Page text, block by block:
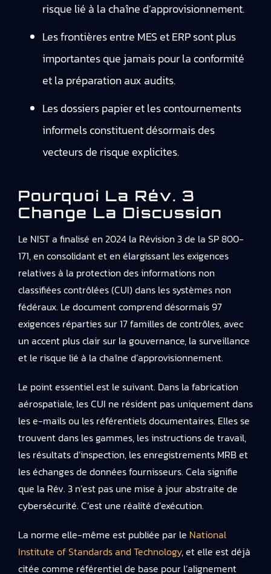
risque lié à la chaîne d’approvisionnement.
Les frontières entre MES et ERP sont plus
importantes que jamais pour la conformité
et la préparation aux audits.
Les dossiers papier et les contournements
informels constituent désormais des
vecteurs de risque explicites.
Pourquoi La Rév. 3
Change La Discussion
Le NIST a finalisé en 2024 la Révision 3 de la SP 800-
171, en consolidant et en élargissant les exigences
relatives à la protection des informations non
classifiées contrôlées (CUI) dans les systèmes non
fédéraux. Le document comprend désormais 97
exigences réparties sur 17 familles de contrôles, avec
un accent plus clair sur la gouvernance, la surveillance
et le risque lié à la chaîne d’approvisionnement.
Le point essentiel est le suivant. Dans la fabrication
aérospatiale, les CUI ne résident pas uniquement dans
les e-mails ou les référentiels documentaires. Elles se
trouvent dans les gammes, les instructions de travail,
les résultats d’inspection, les enregistrements MRB et
les échanges de données fournisseurs. Cela signifie
que la Rév. 3 n’est pas une mise à jour abstraite de
cybersécurité. C’est une réalité d’exécution.
La norme elle-même est publiée par le National
Institute of Standards and Technology, et elle est déjà
citée comme référentiel de base pour l’alignement